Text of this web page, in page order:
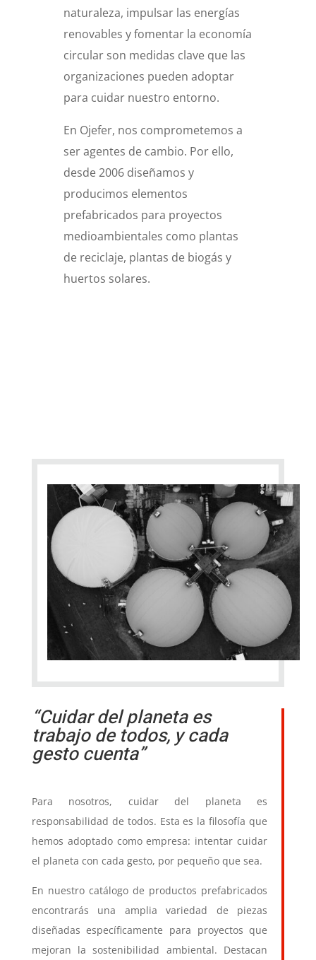
naturaleza, impulsar las energías
renovables y fomentar la economía
circular son medidas clave que las
organizaciones pueden adoptar
para cuidar nuestro entorno.
En Ojefer, nos comprometemos a
ser agentes de cambio. Por ello,
desde 2006 diseñamos y
producimos elementos
prefabricados para proyectos
medioambientales como plantas
de reciclaje, plantas de biogás y
huertos solares.
“Cuidar del planeta es
trabajo de todos, y cada
gesto cuenta”
Para nosotros, cuidar del planeta es
responsabilidad de todos. Esta es la filosofía que
hemos adoptado como empresa: intentar cuidar
el planeta con cada gesto, por pequeño que sea.
En nuestro catálogo de productos prefabricados
encontrarás una amplia variedad de piezas
diseñadas específicamente para proyectos que
mejoran la sostenibilidad ambiental. Destacan